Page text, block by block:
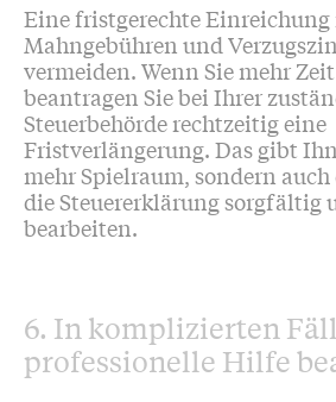
Eine fristgerechte
Mahngebühren und
vermeiden. Wenn Sie mehr
beantragen Sie bei Ihrer
Steuerbehörde rechtzeitig eine
Fristverlängerung. Das gibt
mehr Spielraum, sondern
die Steuererklärung sorgfältig
bearbeiten.
6. In komplizierten
professionelle Hilfe